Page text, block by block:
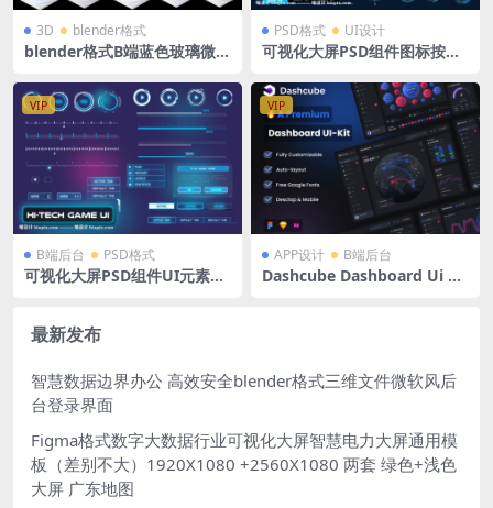
3D blender格式
blender格式B端蓝色玻璃微软
图标18个
PSD格式 UI设计
可视化大屏PSD组件图标按钮
戏UI元素套件 含每个元素独立
PNG
VIP
B端后台 PSD格式
可视化大屏PSD组件UI元素图
NG
VIP
APP设计 B端后台
Dashcube Dashboard Ui Kit
最新发布
智慧数据边界办公 高效安全blender格式三维文件微软风后
台登录界面
Figma格式数字大数据行业可视化大屏智慧电力大屏通用模
板（差别不大）1920X1080 +2560X1080 两套 绿色+浅色
大屏 广东地图